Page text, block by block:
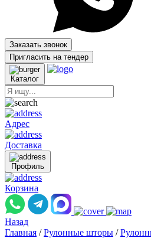
Заказать звонок
Пригласить на тендер
Каталог
Адрес
Доставка
Профиль
Корзина
Назад
Главная / Рулонные шторы /